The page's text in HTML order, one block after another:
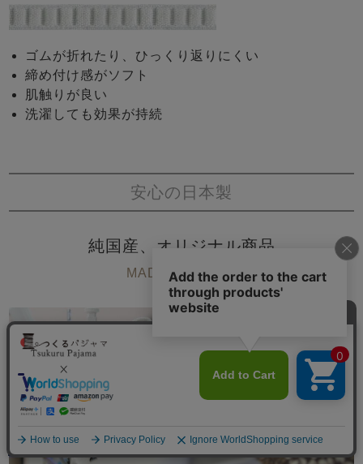
メニュー
ゴムが折れたり、ひっくり返りにくい
締め付け感がソフト
肌触りが良い
洗濯しても効果が持続
安心の日本製
純国産、オリジナル商品
MADE IN JAPAN